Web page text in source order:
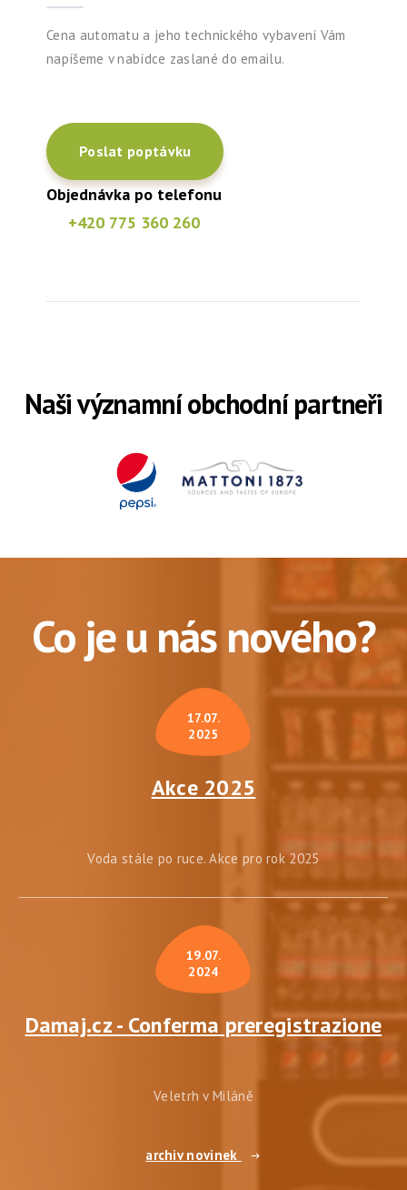
Cena automatu a jeho technického vybavení Vám
napíšeme v nabídce zaslané do emailu.
Poslat poptávku
Objednávka po telefonu
+420 775 360 260
Naši významní obchodní partneři
Co je u nás nového?
17.07.
2025
Akce 2025
Voda stále po ruce. Akce pro rok 2025
19.07.
2024
Damaj.cz - Conferma preregistrazione
Veletrh v Miláně
archiv novinek